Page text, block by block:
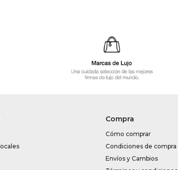
Compra
Cómo comprar
Condiciones de compra
Envíos y Cambios